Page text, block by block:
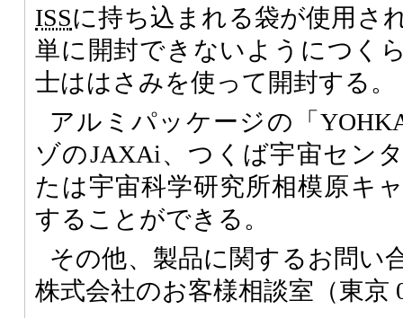
ISSに持ち込まれる袋が使用さ
単に開封できないようにつく
士ははさみを使って開封する。
アルミパッケージの「
ゾのJAXAi、つくば宇宙セン
たは宇宙科学研究所相模原キ
することができる。
その他、製品に関するお問い
株式会社のお客様相談室（東京